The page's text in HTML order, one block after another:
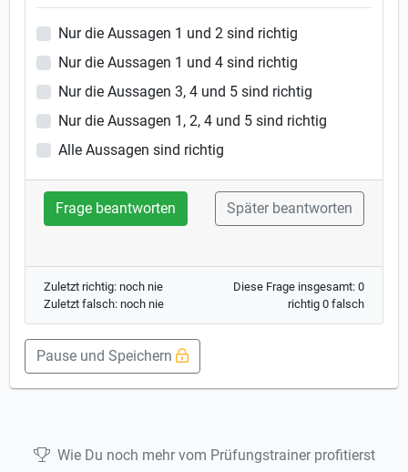
Nur die Aussagen 1 und 2 sind richtig
Nur die Aussagen 1 und 4 sind richtig
Nur die Aussagen 3, 4 und 5 sind richtig
Nur die Aussagen 1, 2, 4 und 5 sind richtig
Alle Aussagen sind richtig
Frage beantworten Später beantworten
Zuletzt richtig: noch nie
Zuletzt falsch: noch nie
Diese Frage insgesamt: 0
richtig 0 falsch
Pause und Speichern
Wie Du noch mehr vom Prüfungstrainer profitierst